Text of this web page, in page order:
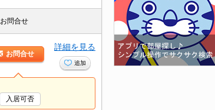
お問合せ
お問合せ
詳細を見る
追加
入居可否